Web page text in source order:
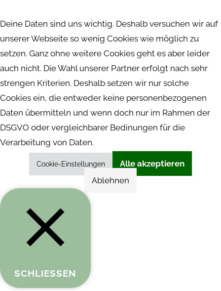
Deine Daten sind uns wichtig. Deshalb versuchen wir auf
unserer Webseite so wenig Cookies wie möglich zu
setzen. Ganz ohne weitere Cookies geht es aber leider
auch nicht. Die Wahl unserer Partner erfolgt nach sehr
strengen Kriterien. Deshalb setzen wir nur solche
Cookies ein, die entweder keine personenbezogenen
Daten übermitteln und wenn doch nur im Rahmen der
DSGVO oder vergleichbarer Bedinungen für die
Verarbeitung von Daten.
Cookie-Einstellungen
Alle akzeptieren
Ablehnen
SCHLIESSEN